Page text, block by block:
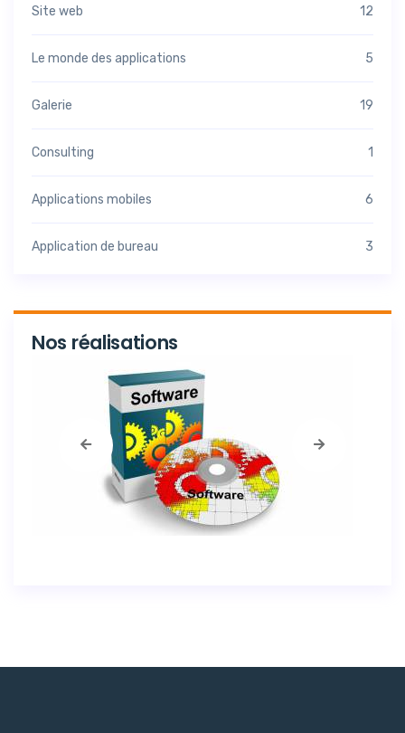
Site web 12
Le monde des applications 5
Galerie 19
Consulting 1
Applications mobiles 6
Application de bureau 3
Nos réalisations